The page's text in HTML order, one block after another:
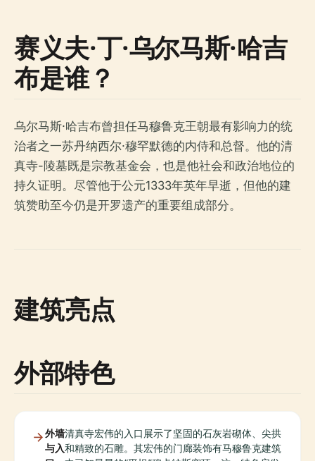
赛义夫·丁·乌尔马斯·哈吉
布是谁？
乌尔马斯·哈吉布曾担任马穆鲁克王朝最有影响力的统
治者之一苏丹纳西尔·穆罕默德的内侍和总督。他的清
真寺-陵墓既是宗教基金会，也是他社会和政治地位的
持久证明。尽管他于公元1333年英年早逝，但他的建
筑赞助至今仍是开罗遗产的重要组成部分。
建筑亮点
外部特色
外墙
与入
清真寺宏伟的入口展示了坚固的石灰岩砌体、尖拱
和精致的石雕。其宏伟的门廊装饰有马穆鲁克建筑